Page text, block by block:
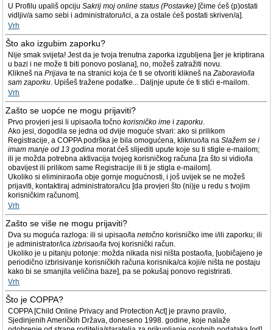
U Profilu upališ opciju Sakrij moj online status (Postavke) [čime ćeš (p)ostati
vidljiv/a samo sebi i administratoru/ici, a za ostale ćeš postati skriven/a].
Vrh
Što ako izgubim zaporku?
Nije smak svijeta! Jest da je tvoja trenutna zaporka izgubljena [jer je kriptirana
u bazi i ne može ti biti ponovo poslana], no, možeš zatražiti novu.
Klikneš na Prijava te na stranici koja će ti se otvoriti klikneš naZaboravio/la
sam zaporku. Upišeš tražene podatke... Daljnje upute će ti stići e-mailom.
Vrh
Zašto se uopće ne mogu prijaviti?
Prvo provjeri jesi li upisao/la točno korisničko ime i zaporku.
Ako jesi, dogodila se jedna od dvije moguće stvari: ako si prilikom
Registracije, a COPPA podrška je bila omogućena, kliknuo/la na Slažem se i
imam manje od 13 godina morat ćeš slijediti upute koje su ti stigle e-mailom;
ili je možda potrebna aktivacija tvojeg korisničkog računa [za što si vidio/la
obavijest ili prilikom same Registracije ili ti je stigla e-mailom].
Ukoliko si eliminirao/la obje gornje mogućnosti, i još uvijek se ne možeš
prijaviti, kontaktiraj administratora/icu [da provjeri što (ni)je u redu s tvojim
korisničkim računom].
Vrh
Zašto se više ne mogu prijaviti?
Dva su moguća razloga: ili si upisao/la netočno korisničko ime i/ili zaporku; ili
je administrator/ica izbrisao/la tvoj korisnički račun.
Ukoliko je u pitanju potonje: možda nikada nisi ništa postao/la, [uobičajeno je
periodično izbrisivanje korisničkih računa korisnika/ca koji/e ništa ne postaju
kako bi se smanjila veličina baze], pa se pokušaj ponovo registrirati.
Vrh
Što je COPPA?
COPPA [Child Online Privacy and Protection Act] je pravno pravilo,
Sjedinjenih Američkih Država, doneseno 1998. godine, koje nalaže